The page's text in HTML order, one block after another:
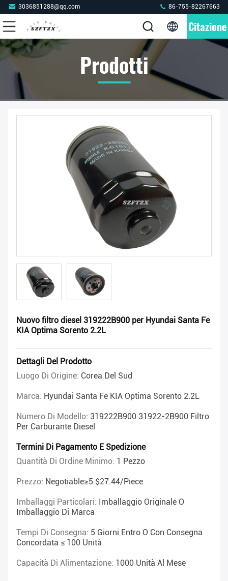
3036851288@qq.com 86-755-82267663
Citazione
Prodotti
Nuovo filtro diesel 319222B900 per Hyundai Santa Fe
KIA Optima Sorento 2.2L
Dettagli Del Prodotto
Luogo Di Origine: Corea Del Sud
Marca: Hyundai Santa Fe KIA Optima Sorento 2.2L
Numero Di Modello: 319222B900 31922-2B900 Filtro
Per Carburante Diesel
Termini Di Pagamento E Spedizione
Quantità Di Ordine Minimo: 1 Pezzo
Prezzo: Negotiable≥5 $27.44/piece
Imballaggi Particolari: Imballaggio Originale O
Imballaggio Di Marca
Tempi Di Consegna: 5 Giorni Entro O Con Consegna
Concordata ≤ 100 Unità
Capacità Di Alimentazione: 1000 Unità Al Mese